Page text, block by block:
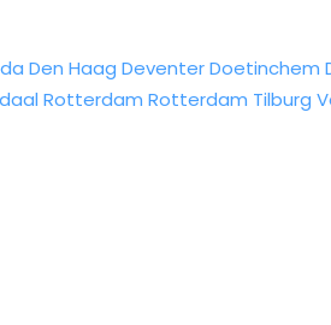
Den Haag DeventerDoetinchem
Rotterdam Rotterdam Tilburg